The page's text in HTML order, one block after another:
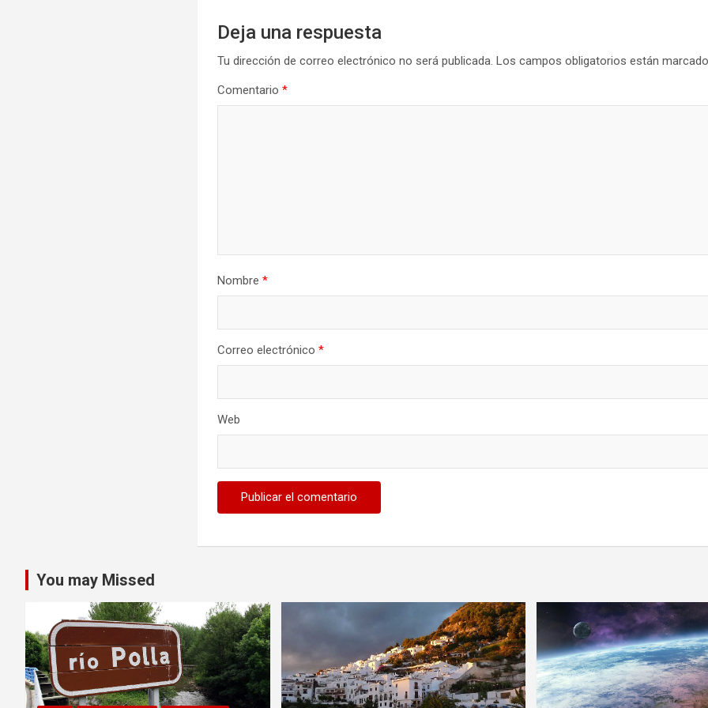
Deja una respuesta
Tu dirección de correo electrónico no será publicada. Los campos obligatorios están
Comentario*
Nombre*
Correo electrónico*
Web
You may Missed